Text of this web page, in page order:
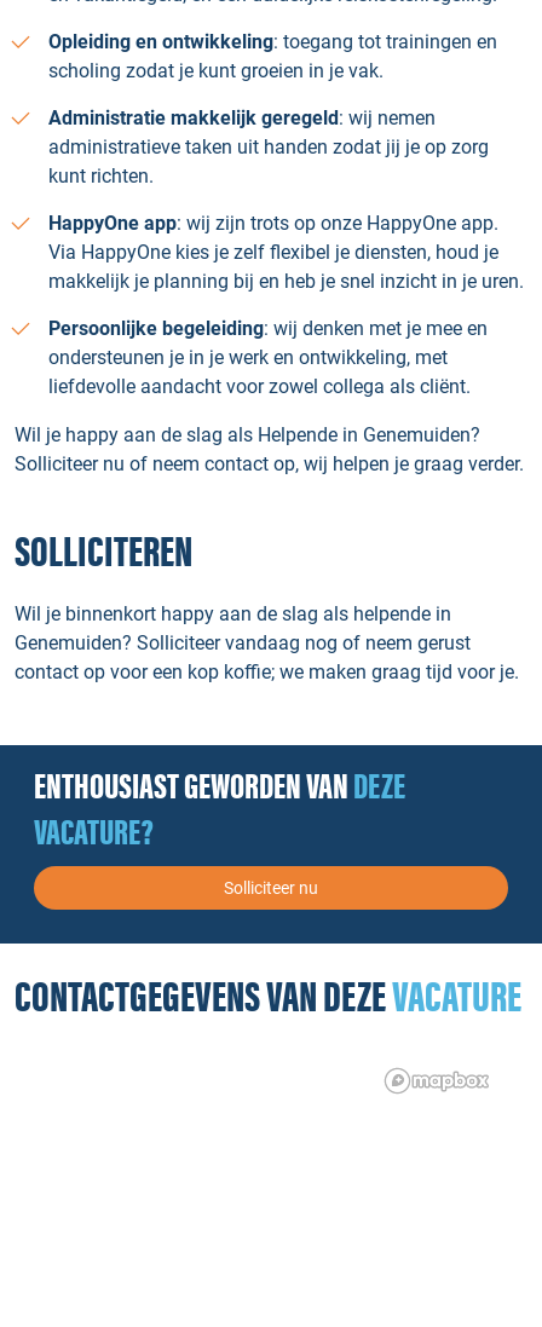
Opleiding en ontwikkeling: toegang tot trainingen en
scholing zodat je kunt groeien in je vak.
Administratie makkelijk geregeld: wij nemen
administratieve taken uit handen zodat jij je op zorg
kunt richten.
HappyOne app: wij zijn trots op onze HappyOne app.
Via HappyOne kies je zelf flexibel je diensten, houd je
makkelijk je planning bij en heb je snel inzicht in je uren.
Persoonlijke begeleiding: wij denken met je mee en
ondersteunen je in je werk en ontwikkeling, met
liefdevolle aandacht voor zowel collega als cliënt.
Wil je happy aan de slag als Helpende in Genemuiden?
Solliciteer nu of neem contact op, wij helpen je graag verder.
SOLLICITEREN
Wil je binnenkort happy aan de slag als helpende in
Genemuiden? Solliciteer vandaag nog of neem gerust
contact op voor een kop koffie; we maken graag tijd voor je.
ENTHOUSIAST GEWORDEN VANDEZE
VACATURE?
Solliciteer nu
CONTACTGEGEVENS VAN DEZEVACATURE